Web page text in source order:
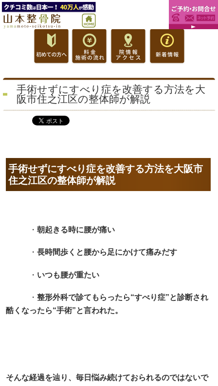
手術せずにすべり症を改善する方法を大
阪市住之江区の整体師が解説
手術せずにすべり症を改善する方法を大阪市
住之江区の整体師が解説
・ 朝起きる時に腰が痛い
・ 長時間歩くと腰から足にかけて痛みだす
・ いつも腰が重たい
・ 整形外科で診てもらったら“すべり症”と診断され
酷くなったら“手術”と言われた。
そんな経過を辿り、毎日悩み続けておられるのではないで